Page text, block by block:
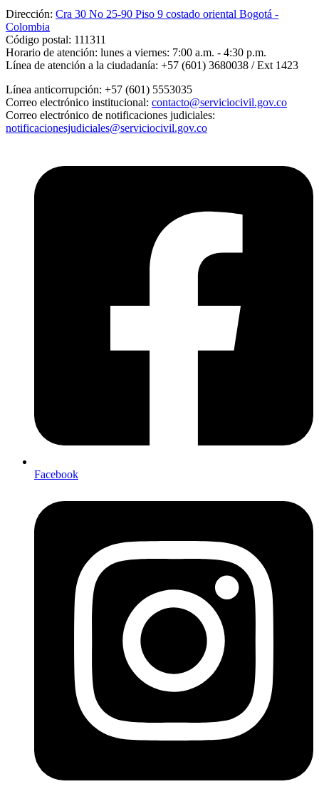
Dirección: Cra 30 No 25-90 Piso 9 costado oriental Bogotá -
Colombia
Código postal: 111311
Horario de atención: lunes a viernes: 7:00 a.m. - 4:30 p.m.
Línea de atención a la ciudadanía: +57 (601) 3680038 / Ext 1423
Línea anticorrupción: +57 (601) 5553035
Correo electrónico institucional: contacto@serviciocivil.gov.co
Correo electrónico de notificaciones judiciales:
notificacionesjudiciales@serviciocivil.gov.co
Facebook